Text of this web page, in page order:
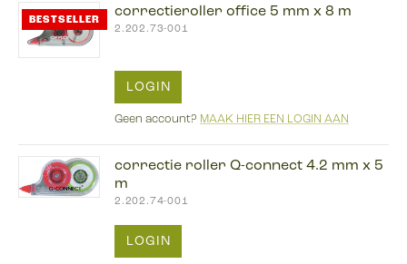
BESTSELLER
correctieroller office 5 mm x 8 m
2.202.73-001
LOGIN
Geen account? MAAK HIER EEN LOGIN AAN
correctie roller Q-connect 4.2 mm x 5
m
2.202.74-001
LOGIN